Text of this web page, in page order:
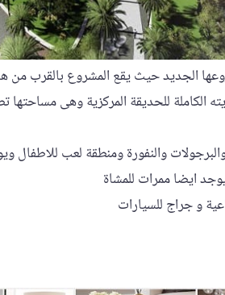
الجديد حيث يقع المشروع بالقرب من
والنفورة ومنطقة لعب
ايضا ممرات للمشاة
و جراج للسيارات